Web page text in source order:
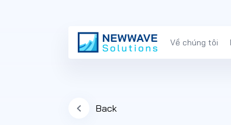
Về chúng tôi
Back